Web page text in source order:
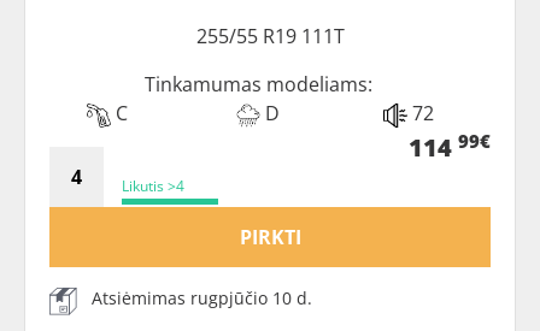
255/55 R19 111T
Tinkamumas modeliams:
C
D 72
Likutis >4
114 99€
PIRKTI
Atsiėmimas rugpjūčio 10 d.